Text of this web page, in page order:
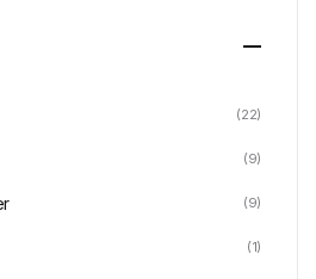
(22)
(9)
(9)
(1)